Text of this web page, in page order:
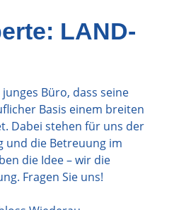
LAND-
junges Büro, dass seine
Basis einem breiten
Dabei stehen für uns der
und die Betreuung im
die Idee – wir die
Fragen Sie uns!